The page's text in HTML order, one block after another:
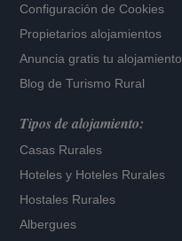
Configuración de Cookies
Propietarios alojamientos
Anuncia gratis tu alojamiento
Blog de Turismo Rural
Tipos de alojamiento:
Casas Rurales
Hoteles y Hoteles Rurales
Hostales Rurales
Albergues